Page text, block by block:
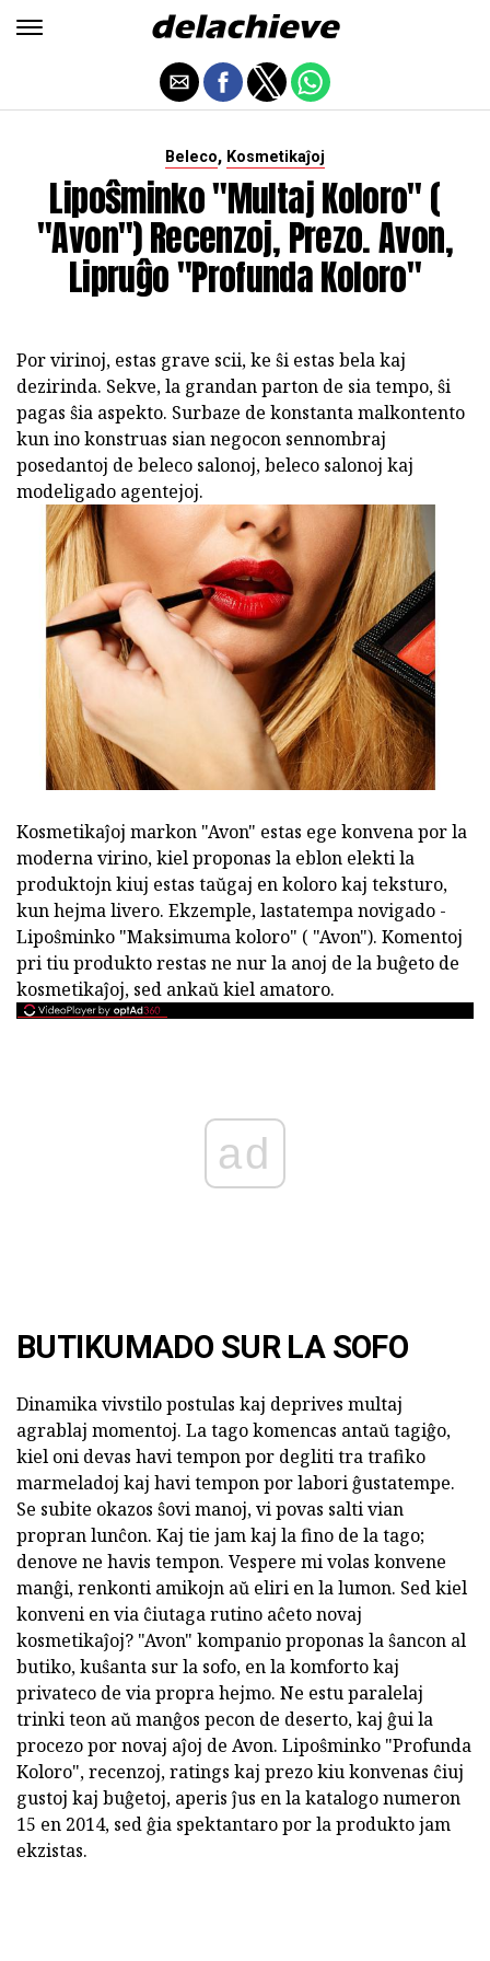
Beleco, Kosmetikaĵoj
Lipoŝminko "Multaj Koloro" (
"Avon") Recenzoj, Prezo. Avon,
Lipruĝo "Profunda Koloro"
Por virinoj, estas grave scii, ke ŝi estas bela kaj
dezirinda. Sekve, la grandan parton de sia tempo, ŝi
pagas ŝia aspekto. Surbaze de konstanta malkontento
kun ino konstruas sian negocon sennombraj
posedantoj de beleco salonoj, beleco salonoj kaj
modeligado agentejoj.
Kosmetikaĵoj markon "Avon" estas ege konvena por la
moderna virino, kiel proponas la eblon elekti la
produktojn kiuj estas taŭgaj en koloro kaj teksturo,
kun hejma livero. Ekzemple, lastatempa novigado -
Lipoŝminko "Maksimuma koloro" ( "Avon"). Komentoj
pri tiu produkto restas ne nur la anoj de la buĝeto de
kosmetikaĵoj, sed ankaŭ kiel amatoro.
ad
BUTIKUMADO SUR LA SOFO
Dinamika vivstilo postulas kaj deprives multaj
agrablaj momentoj. La tago komencas antaŭ tagiĝo,
kiel oni devas havi tempon por degliti tra trafiko
marmeladoj kaj havi tempon por labori ĝustatempe.
Se subite okazos ŝovi manoj, vi povas salti vian
propran lunĉon. Kaj tie jam kaj la fino de la tago;
denove ne havis tempon. Vespere mi volas konvene
manĝi, renkonti amikojn aŭ eliri en la lumon. Sed kiel
konveni en via ĉiutaga rutino aĉeto novaj
kosmetikaĵoj? "Avon" kompanio proponas la ŝancon al
butiko, kuŝanta sur la sofo, en la komforto kaj
privateco de via propra hejmo. Ne estu paralelaj
trinki teon aŭ manĝos pecon de deserto, kaj ĝui la
procezo por novaj aĵoj de Avon. Lipoŝminko "Profunda
Koloro", recenzoj, ratings kaj prezo kiu konvenas ĉiuj
gustoj kaj buĝetoj, aperis ĵus en la katalogo numeron
15 en 2014, sed ĝia spektantaro por la produkto jam
ekzistas.